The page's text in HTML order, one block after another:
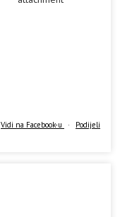
Vidi na Facebook-u · Podijeli